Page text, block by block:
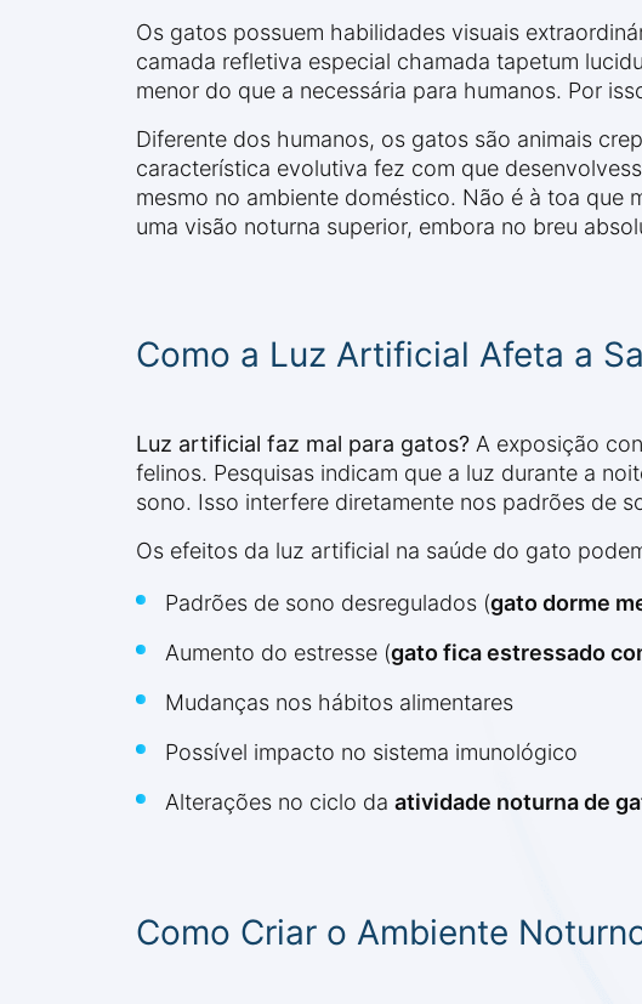
Os gatos possuem habilidades visuais
camada refletiva especial chamada tapetum
menor do que a necessária para humanos. Por
Diferente dos humanos, os gatos são animais
característica evolutiva fez com que
mesmo no ambiente doméstico. Não é à toa que
uma visão noturna superior, embora no breu
Como a Luz Artificial Afeta a
Luz artificial faz mal para gatos? A exposição
felinos. Pesquisas indicam que a luz durante a
sono. Isso interfere diretamente nos padrões de
Os efeitos da luz artificial na saúde do gato
Padrões de sono desregulados (gato dorme
Aumento do estresse (gato fica estressado
Mudanças nos hábitos alimentares
Possível impacto no sistema imunológico
Alterações no ciclo da atividade noturna de
Como Criar o Ambiente